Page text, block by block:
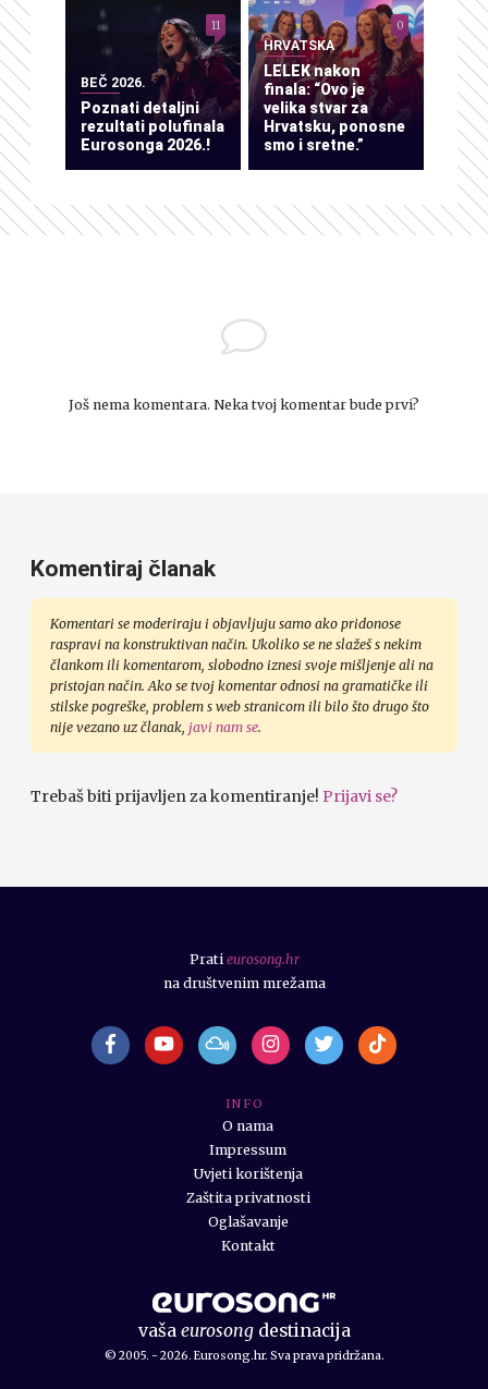
BEČ 2026.
Poznati detaljni
rezultati polufinala
Eurosonga 2026.!
11
HRVATSKA
LELEK nakon
finala: “Ovo je
velika stvar za
Hrvatsku, ponosne
smo i sretne.”
0
Još nema komentara. Neka tvoj komentar bude prvi?
Komentiraj članak
Komentari se moderiraju i objavljuju samo ako pridonose
raspravi na konstruktivan način. Ukoliko se ne slažeš s nekim
člankom ili komentarom, slobodno iznesi svoje mišljenje ali na
pristojan način. Ako se tvoj komentar odnosi na gramatičke ili
stilske pogreške, problem s web stranicom ili bilo što drugo što
nije vezano uz članak, javi nam se.
Trebaš biti prijavljen za komentiranje! Prijavi se?
vaša eurosongdestinacija
© 2005. - 2026. Eurosong.hr. Sva prava pridržana.
I N F O
O nama
Impressum
Uvjeti korištenja
Zaštita privatnosti
Oglašavanje
Kontakt
Prati eurosong.hr
na društvenim mrežama